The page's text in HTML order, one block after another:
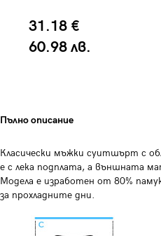
31.18 €
60.98 лв.
Пълно описание
Класически мъжки суитшърт с
е с лека подплата, а външната
Модела е изработен от 80%
за прохладните дни.